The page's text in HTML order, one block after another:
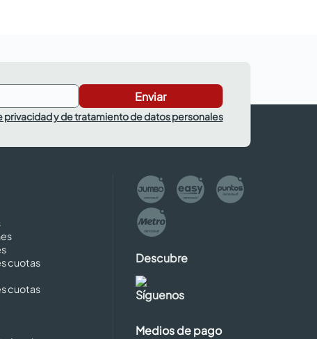
Enviar
privacidad y de tratamiento de datos personales
cuotas
cuotas
Descubre
Síguenos
Medios de pago